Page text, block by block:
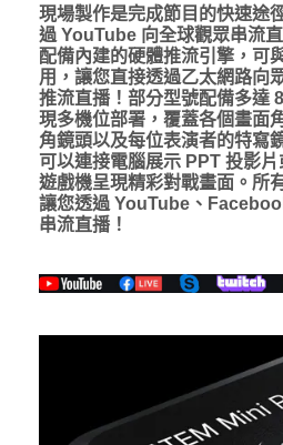
現場製作是完成節目的快速途
過 YouTube 向全球觀眾串流
配備內建的硬體推流引擎，可
用，讓您直接透過乙太網路向
推流直播！部分型號配備多達
現多機位部署，覆蓋各個畫面
角鏡頭以及每位表演者的特寫
可以連接電腦展示 PPT 投影
遊戲機呈現精彩對戰畫面。所
讓您透過 YouTube、
串流直播！